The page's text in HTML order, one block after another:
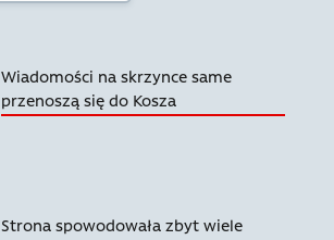
Wiadomości na skrzynce same
przenoszą się do Kosza
Strona spowodowała zbyt wiele